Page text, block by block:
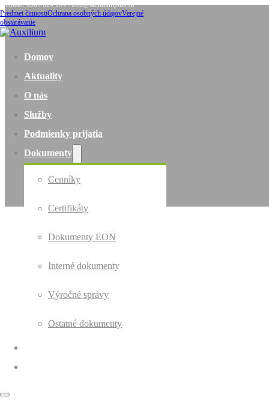
Kontakt: 0905 824 134 / info@auxiliumplus.sk
Predmet činnostiOchrana osobných údajovVerejné
obstarávanie
Domov
Aktuality
O nás
Služby
Podmienky prijatia
Dokumenty
Cenníky
Certifikáty
Dokumenty EON
Interné dokumenty
Výročné správy
Ostatné dokumenty